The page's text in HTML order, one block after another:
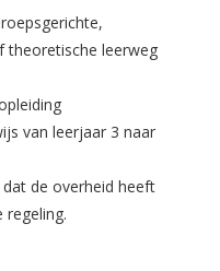
theoretische leerweg
van leerjaar 3 naar
de overheid heeft
regeling.